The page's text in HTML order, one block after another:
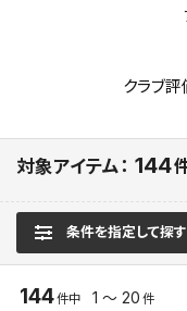
クラブ評
対象アイテム： 144
条件を指定して探す
144件中 1 ～ 20 件